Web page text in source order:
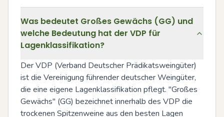
Was bedeutet Großes Gewächs (GG) und
welche Bedeutung hat der VDP für
Lagenklassifikation?
Der VDP (Verband Deutscher Prädikatsweingüter)
ist die Vereinigung führender deutscher Weingüter,
die eine eigene Lagenklassifikation pflegt. "Großes
Gewächs" (GG) bezeichnet innerhalb des VDP die
trockenen Spitzenweine aus den besten Lagen